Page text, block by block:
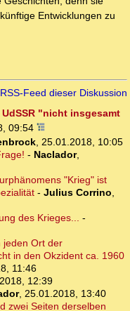
Entwicklungen zu
RSS-Feed dieser Diskussion
"nicht insgesamt
09:54
, 25.01.2018, 10:05
- Naclador,
"Krieg" ist
- Julius Corrino,
des Krieges... -
jeden Ort der
in den Okzident ca. 1960
11:46
12:39
, 25.01.2018, 13:40
zwei Seiten derselben